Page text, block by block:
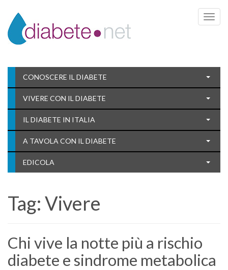
Toggle
CONOSCERE IL DIABETE
VIVERE CON IL DIABETE
IL DIABETE IN ITALIA
A TAVOLA CON IL DIABETE
EDICOLA
Tag:Vivere
Chi vive la notte più a rischio
diabete e sindrome metabolica